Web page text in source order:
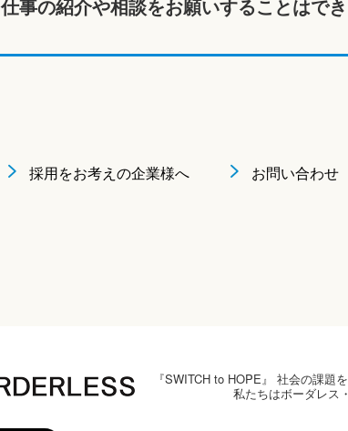
仕事の紹介や相談をお願いすることはで
採用をお考えの企業様へ お問い合わせ
『SWITCH to HOPE』 社会の課題
私たちはボーダレス